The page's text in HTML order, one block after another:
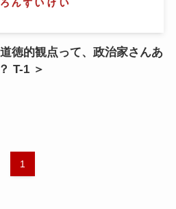
徳的観点って、政治家さんあ
T-1 ＞
1